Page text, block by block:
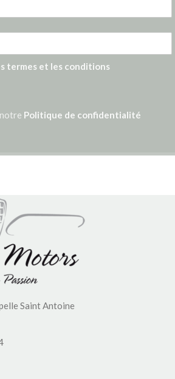
termes et les conditions
Politique de confidentialité
Saint Antoine